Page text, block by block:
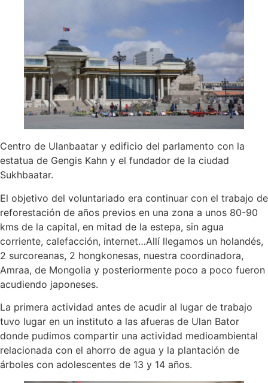
Centro de Ulanbaatar y edificio del parlamento con la
estatua de Gengis Kahn y el fundador de la ciudad
Sukhbaatar.
El objetivo del voluntariado era continuar con el trabajo de
reforestación de años previos en una zona a unos 80-90
kms de la capital, en mitad de la estepa, sin agua
corriente, calefacción, internet…Allí llegamos un holandés,
2 surcoreanas, 2 hongkonesas, nuestra coordinadora,
Amraa, de Mongolia y posteriormente poco a poco fueron
acudiendo japoneses.
La primera actividad antes de acudir al lugar de trabajo
tuvo lugar en un instituto a las afueras de Ulan Bator
donde pudimos compartir una actividad medioambiental
relacionada con el ahorro de agua y la plantación de
árboles con adolescentes de 13 y 14 años.